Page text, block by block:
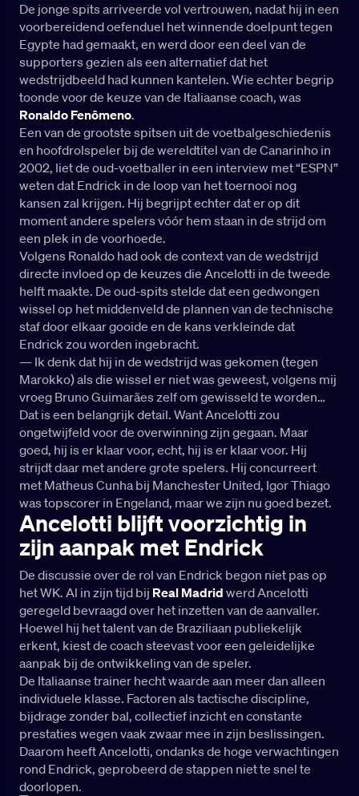
De jonge spits arriveerde vol vertrouwen, nadat hij in een
voorbereidend oefenduel het winnende doelpunt tegen
Egypte had gemaakt, en werd door een deel van de
supporters gezien als een alternatief dat het
wedstrijdbeeld had kunnen kantelen. Wie echter begrip
toonde voor de keuze van de Italiaanse coach, was
Ronaldo Fenômeno.
Een van de grootste spitsen uit de voetbalgeschiedenis
en hoofdrolspeler bij de wereldtitel van de Canarinho in
2002, liet de oud-voetballer in een interview met “ESPN”
weten dat Endrick in de loop van het toernooi nog
kansen zal krijgen. Hij begrijpt echter dat er op dit
moment andere spelers vóór hem staan in de strijd om
een plek in de voorhoede.
Volgens Ronaldo had ook de context van de wedstrijd
directe invloed op de keuzes die Ancelotti in de tweede
helft maakte. De oud-spits stelde dat een gedwongen
wissel op het middenveld de plannen van de technische
staf door elkaar gooide en de kans verkleinde dat
Endrick zou worden ingebracht.
— Ik denk dat hij in de wedstrijd was gekomen (tegen
Marokko) als die wissel er niet was geweest, volgens mij
vroeg Bruno Guimarães zelf om gewisseld te worden…
Dat is een belangrijk detail. Want Ancelotti zou
ongetwijfeld voor de overwinning zijn gegaan. Maar
goed, hij is er klaar voor, echt, hij is er klaar voor. Hij
strijdt daar met andere grote spelers. Hij concurreert
met Matheus Cunha bij Manchester United, Igor Thiago
was topscorer in Engeland, maar we zijn nu goed bezet.
Ancelotti blijft voorzichtig in
zijn aanpak met Endrick
De discussie over de rol van Endrick begon niet pas op
het WK. Al in zijn tijd bij Real Madrid werd Ancelotti
geregeld bevraagd over het inzetten van de aanvaller.
Hoewel hij het talent van de Braziliaan publiekelijk
erkent, kiest de coach steevast voor een geleidelijke
aanpak bij de ontwikkeling van de speler.
De Italiaanse trainer hecht waarde aan meer dan alleen
individuele klasse. Factoren als tactische discipline,
bijdrage zonder bal, collectief inzicht en constante
prestaties wegen vaak zwaar mee in zijn beslissingen.
Daarom heeft Ancelotti, ondanks de hoge verwachtingen
rond Endrick, geprobeerd de stappen niet te snel te
doorlopen.